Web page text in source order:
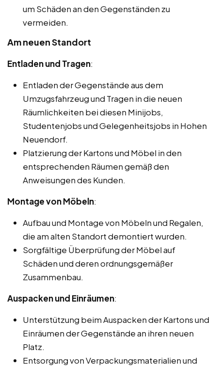
um Schäden an den Gegenständen zu
vermeiden.
Am neuen Standort
Entladen und Tragen:
Entladen der Gegenstände aus dem
Umzugsfahrzeug und Tragen in die neuen
Räumlichkeiten bei diesen Minijobs,
Studentenjobs und Gelegenheitsjobs in Hohen
Neuendorf.
Platzierung der Kartons und Möbel in den
entsprechenden Räumen gemäß den
Anweisungen des Kunden.
Montage von Möbeln:
Aufbau und Montage von Möbeln und Regalen,
die am alten Standort demontiert wurden.
Sorgfältige Überprüfung der Möbel auf
Schäden und deren ordnungsgemäßer
Zusammenbau.
Auspacken und Einräumen:
Unterstützung beim Auspacken der Kartons und
Einräumen der Gegenstände an ihren neuen
Platz.
Entsorgung von Verpackungsmaterialien und